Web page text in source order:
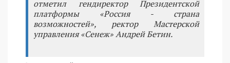
отметил гендиректор Президентской
платформы «Россия - страна
возможностей», ректор Мастерской
управления «Сенеж» Андрей Бетин.